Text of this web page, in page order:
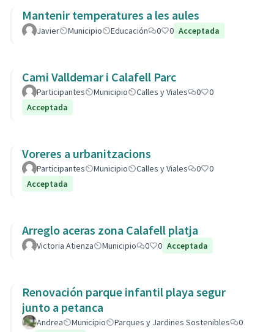
Mantenir temperatures a les aules
Javier Municipio Educación 0 0 Acceptada
Cami Valldemar i Calafell Parc
Participantes Municipio Calles y Viales 0
0
Acceptada
Voreres a urbanitzacions
Participantes Municipio Calles y Viales 0
0
Acceptada
Arreglo aceras zona Calafell platja
Victoria Atienza Municipio 0 0 Acceptada
Renovación parque infantil playa segur
junto a petanca
Andrea Municipio Parques y Jardines Sostenibles
0